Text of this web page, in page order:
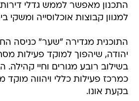
התכנון מאפשר לממש גדלי
למגוון קבוצות אוכלוסייה ומשקי
התוכנית מגדירה "שער" כניסה
יהודה, שיהפוך למוקד פעילות
בשילוב רובע מגורים וחיי
כמרכז פעילות כללי ויהווה מוקד
בקעת אונו.